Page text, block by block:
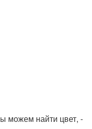
можем найти цвет, -